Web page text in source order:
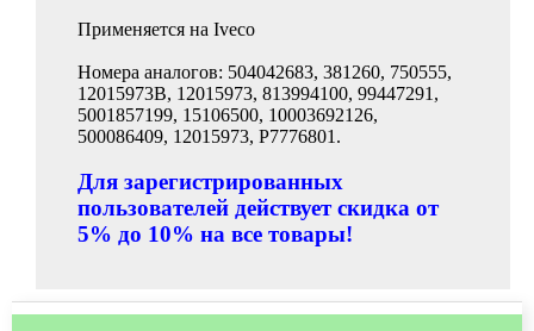
Применяется на Iveco
Номера аналогов: 504042683, 381260, 750555,
12015973B, 12015973, 813994100, 99447291,
5001857199, 15106500, 10003692126,
500086409, 12015973, P7776801.
Для зарегистрированных
пользователей действует скидка от
5% до 10% на все товары!